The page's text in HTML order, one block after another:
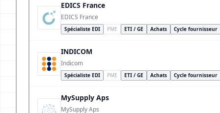
EDICS France
EDICS France
Spécialiste EDI PME ETI / GE Achats Cycle fournisseur
INDICOM
Indicom
Spécialiste EDI PME ETI / GE Achats Cycle fournisseur
MySupply Aps
MySupply Aps